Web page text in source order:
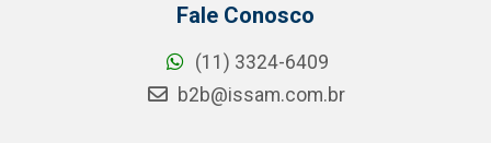
Fale Conosco
(11) 3324-6409
b2b@issam.com.br